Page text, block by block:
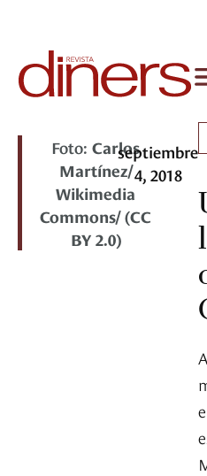
Foto:Carlos
Martínez/
Wikimedia
Commons/ (CC
BY 2.0)
septiembre
4, 2018